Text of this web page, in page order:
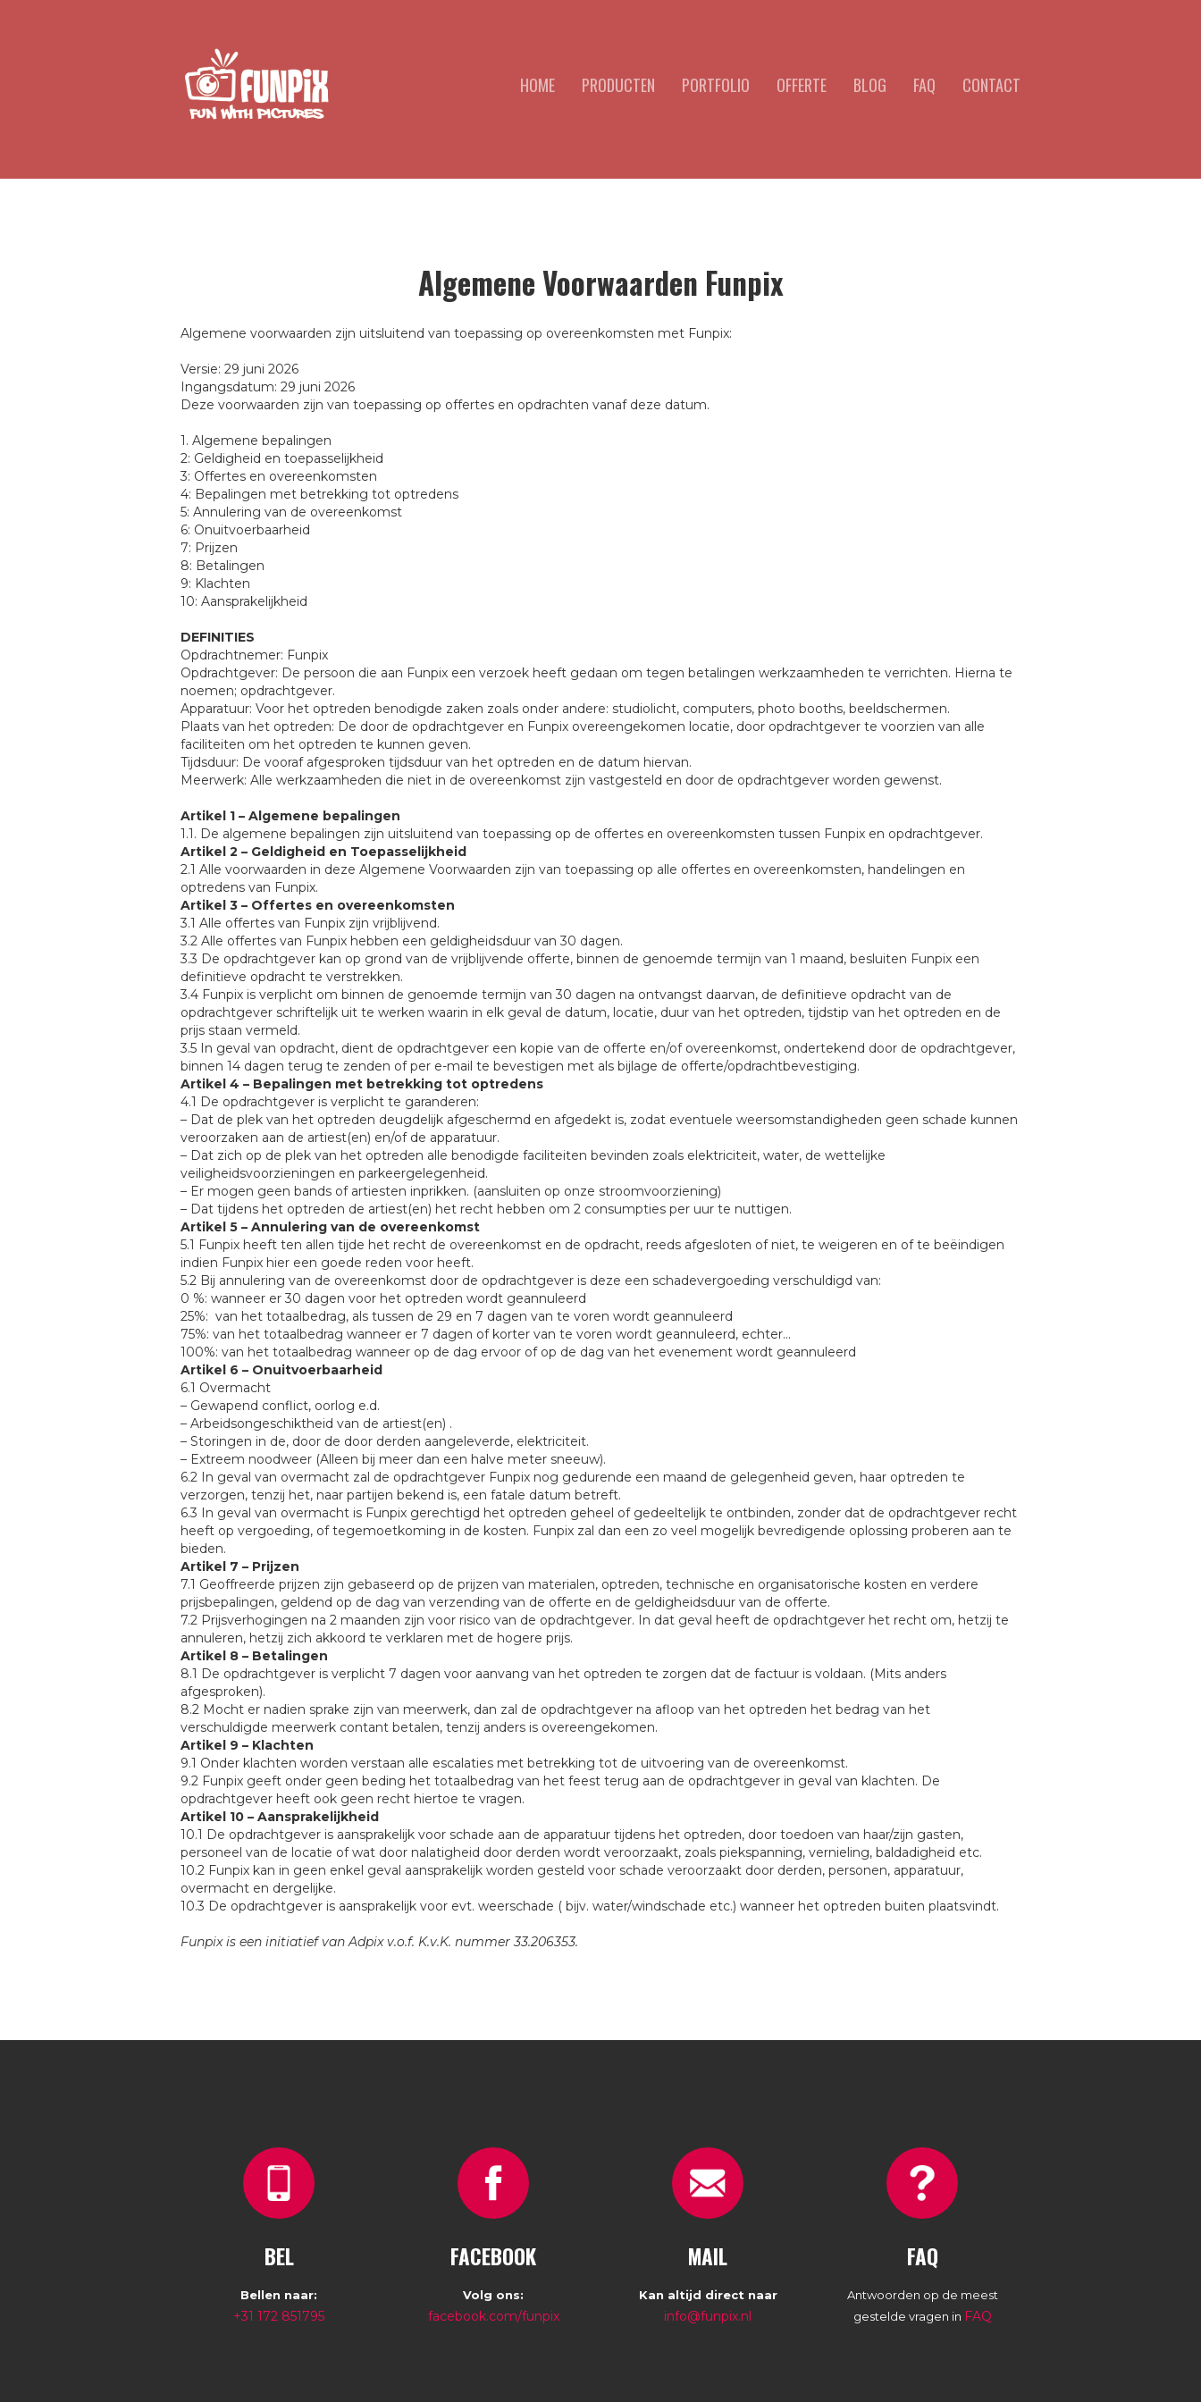
HOME PRODUCTEN PORTFOLIO OFFERTE BLOG FAQ CONTACT
Algemene Voorwaarden Funpix
Algemene voorwaarden zijn uitsluitend van toepassing op overeenkomsten met Funpix:
Versie: 29 juni 2026
Ingangsdatum: 29 juni 2026
Deze voorwaarden zijn van toepassing op offertes en opdrachten vanaf deze datum.
1. Algemene bepalingen
2: Geldigheid en toepasselijkheid
3: Offertes en overeenkomsten
4: Bepalingen met betrekking tot optredens
5: Annulering van de overeenkomst
6: Onuitvoerbaarheid
7: Prijzen
8: Betalingen
9: Klachten
10: Aansprakelijkheid
DEFINITIES
Opdrachtnemer: Funpix
Opdrachtgever: De persoon die aan Funpix een verzoek heeft gedaan om tegen betalingen werkzaamheden te verrichten. Hierna te
noemen; opdrachtgever.
Apparatuur: Voor het optreden benodigde zaken zoals onder andere: studiolicht, computers, photo booths, beeldschermen.
Plaats van het optreden: De door de opdrachtgever en Funpix overeengekomen locatie, door opdrachtgever te voorzien van alle
faciliteiten om het optreden te kunnen geven.
Tijdsduur: De vooraf afgesproken tijdsduur van het optreden en de datum hiervan.
Meerwerk: Alle werkzaamheden die niet in de overeenkomst zijn vastgesteld en door de opdrachtgever worden gewenst.
Artikel 1 – Algemene bepalingen
1.1. De algemene bepalingen zijn uitsluitend van toepassing op de offertes en overeenkomsten tussen Funpix en opdrachtgever.
Artikel 2 – Geldigheid en Toepasselijkheid
2.1 Alle voorwaarden in deze Algemene Voorwaarden zijn van toepassing op alle offertes en overeenkomsten, handelingen en
optredens van Funpix.
Artikel 3 – Offertes en overeenkomsten
3.1 Alle offertes van Funpix zijn vrijblijvend.
3.2 Alle offertes van Funpix hebben een geldigheidsduur van 30 dagen.
3.3 De opdrachtgever kan op grond van de vrijblijvende offerte, binnen de genoemde termijn van 1 maand, besluiten Funpix een
definitieve opdracht te verstrekken.
3.4 Funpix is verplicht om binnen de genoemde termijn van 30 dagen na ontvangst daarvan, de definitieve opdracht van de
opdrachtgever schriftelijk uit te werken waarin in elk geval de datum, locatie, duur van het optreden, tijdstip van het optreden en de
prijs staan vermeld.
3.5 In geval van opdracht, dient de opdrachtgever een kopie van de offerte en/of overeenkomst, ondertekend door de opdrachtgever,
binnen 14 dagen terug te zenden of per e-mail te bevestigen met als bijlage de offerte/opdrachtbevestiging.
Artikel 4 – Bepalingen met betrekking tot optredens
4.1 De opdrachtgever is verplicht te garanderen:
– Dat de plek van het optreden deugdelijk afgeschermd en afgedekt is, zodat eventuele weersomstandigheden geen schade kunnen
veroorzaken aan de artiest(en) en/of de apparatuur.
– Dat zich op de plek van het optreden alle benodigde faciliteiten bevinden zoals elektriciteit, water, de wettelijke
veiligheidsvoorzieningen en parkeergelegenheid.
– Er mogen geen bands of artiesten inprikken. (aansluiten op onze stroomvoorziening)
– Dat tijdens het optreden de artiest(en) het recht hebben om 2 consumpties per uur te nuttigen.
Artikel 5 – Annulering van de overeenkomst
5.1 Funpix heeft ten allen tijde het recht de overeenkomst en de opdracht, reeds afgesloten of niet, te weigeren en of te beëindigen
indien Funpix hier een goede reden voor heeft.
5.2 Bij annulering van de overeenkomst door de opdrachtgever is deze een schadevergoeding verschuldigd van:
0 %: wanneer er 30 dagen voor het optreden wordt geannuleerd
25%: van het totaalbedrag, als tussen de 29 en 7 dagen van te voren wordt geannuleerd
75%: van het totaalbedrag wanneer er 7 dagen of korter van te voren wordt geannuleerd, echter...
100%: van het totaalbedrag wanneer op de dag ervoor of op de dag van het evenement wordt geannuleerd
Artikel 6 – Onuitvoerbaarheid
6.1 Overmacht
– Gewapend conflict, oorlog e.d.
– Arbeidsongeschiktheid van de artiest(en) .
– Storingen in de, door de door derden aangeleverde, elektriciteit.
– Extreem noodweer (Alleen bij meer dan een halve meter sneeuw).
6.2 In geval van overmacht zal de opdrachtgever Funpix nog gedurende een maand de gelegenheid geven, haar optreden te
verzorgen, tenzij het, naar partijen bekend is, een fatale datum betreft.
6.3 In geval van overmacht is Funpix gerechtigd het optreden geheel of gedeeltelijk te ontbinden, zonder dat de opdrachtgever recht
heeft op vergoeding, of tegemoetkoming in de kosten. Funpix zal dan een zo veel mogelijk bevredigende oplossing proberen aan te
bieden.
Artikel 7 – Prijzen
7.1 Geoffreerde prijzen zijn gebaseerd op de prijzen van materialen, optreden, technische en organisatorische kosten en verdere
prijsbepalingen, geldend op de dag van verzending van de offerte en de geldigheidsduur van de offerte.
7.2 Prijsverhogingen na 2 maanden zijn voor risico van de opdrachtgever. In dat geval heeft de opdrachtgever het recht om, hetzij te
annuleren, hetzij zich akkoord te verklaren met de hogere prijs.
Artikel 8 – Betalingen
8.1 De opdrachtgever is verplicht 7 dagen voor aanvang van het optreden te zorgen dat de factuur is voldaan. (Mits anders
afgesproken).
8.2 Mocht er nadien sprake zijn van meerwerk, dan zal de opdrachtgever na afloop van het optreden het bedrag van het
verschuldigde meerwerk contant betalen, tenzij anders is overeengekomen.
Artikel 9 – Klachten
9.1 Onder klachten worden verstaan alle escalaties met betrekking tot de uitvoering van de overeenkomst.
9.2 Funpix geeft onder geen beding het totaalbedrag van het feest terug aan de opdrachtgever in geval van klachten. De
opdrachtgever heeft ook geen recht hiertoe te vragen.
Artikel 10 – Aansprakelijkheid
10.1 De opdrachtgever is aansprakelijk voor schade aan de apparatuur tijdens het optreden, door toedoen van haar/zijn gasten,
personeel van de locatie of wat door nalatigheid door derden wordt veroorzaakt, zoals piekspanning, vernieling, baldadigheid etc.
10.2 Funpix kan in geen enkel geval aansprakelijk worden gesteld voor schade veroorzaakt door derden, personen, apparatuur,
overmacht en dergelijke.
10.3 De opdrachtgever is aansprakelijk voor evt. weerschade ( bijv. water/windschade etc.) wanneer het optreden buiten plaatsvindt.
Funpix is een initiatief van Adpix v.o.f. K.v.K. nummer 33.206353.
BEL
Bellen naar:
+31 172 851795
FACEBOOK
Volg ons:
facebook.com/funpix
MAIL
Kan altijd direct naar
info@funpix.nl
FAQ
Antwoorden op de meest
gestelde vragen in FAQ